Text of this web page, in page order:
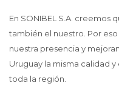
En SONIBEL S.A. creemos
también el nuestro. Por
nuestra presencia y
Uruguay la misma calidad
toda la región.